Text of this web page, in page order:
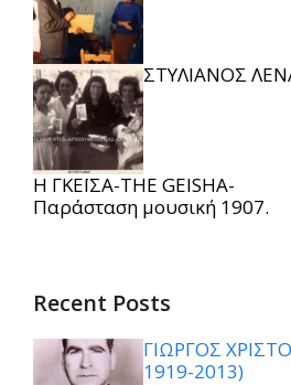
ΣΤΥΛΙΑΝΟΣ
Η ΓΚΕΪΣΑ-THE GEISHA-
Παράσταση μουσική 1907.
Recent Posts
ΓΙΩΡΓΟΣ
1919-2013)